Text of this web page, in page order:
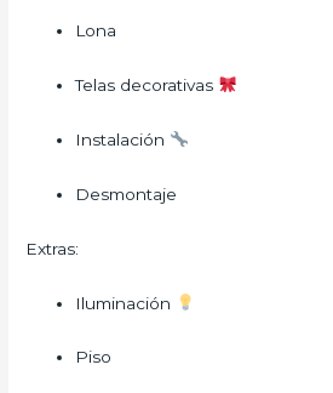
Lona
Telas decorativas
Instalación
Desmontaje
Extras:
Iluminación
Piso